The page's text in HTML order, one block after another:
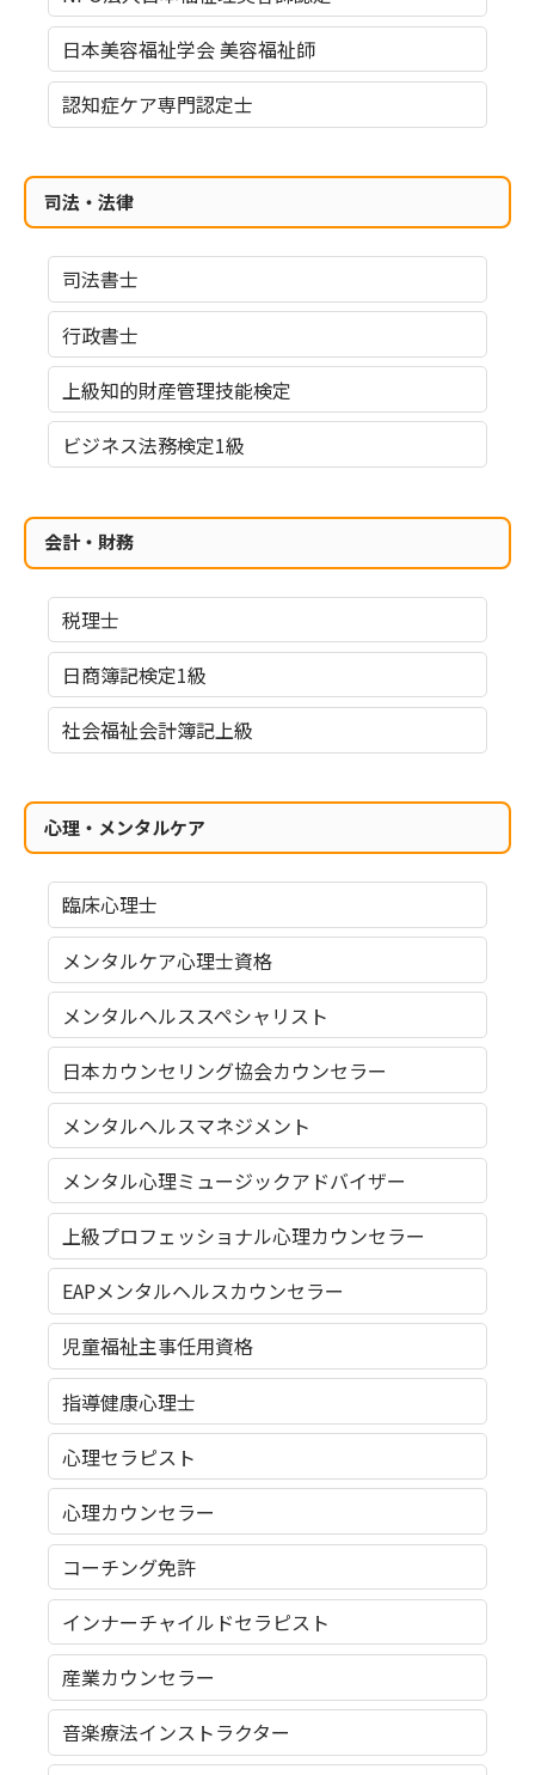
日本美容福祉学会 美容福祉師
認知症ケア専門認定士
司法・法律
司法書士
行政書士
上級知的財産管理技能検定
ビジネス法務検定1級
会計・財務
税理士
日商簿記検定1級
社会福祉会計簿記上級
心理・メンタルケア
臨床心理士
メンタルケア心理士資格
メンタルヘルススペシャリスト
日本カウンセリング協会カウンセラー
メンタルヘルスマネジメント
メンタル心理ミュージックアドバイザー
上級プロフェッショナル心理カウンセラー
EAPメンタルヘルスカウンセラー
児童福祉主事任用資格
指導健康心理士
心理セラピスト
心理カウンセラー
コーチング免許
インナーチャイルドセラピスト
産業カウンセラー
音楽療法インストラクター